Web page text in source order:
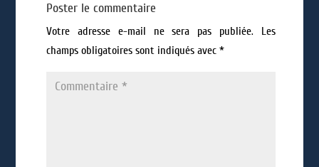
Poster le commentaire
Votre adresse e-mail ne sera pas publiée.
Les
champs obligatoires sont indiqués avec *